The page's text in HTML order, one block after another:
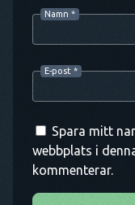
Namn *
E-post *
Spara mitt
webbplats i
kommenterar.